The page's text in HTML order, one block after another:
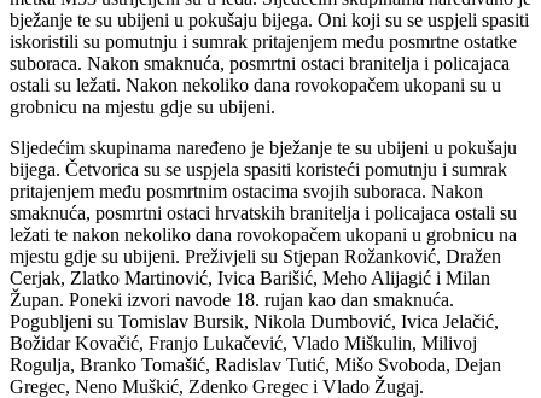
bježanje te su ubijeni u pokušaju bijega. Oni koji su se uspjeli spasiti
iskoristili su pomutnju i sumrak pritajenjem među posmrtne ostatke
suboraca. Nakon smaknuća, posmrtni ostaci branitelja i policajaca
ostali su ležati. Nakon nekoliko dana rovokopačem ukopani su u
grobnicu na mjestu gdje su ubijeni.
Sljedećim skupinama naređeno je bježanje te su ubijeni u pokušaju
bijega. Četvorica su se uspjela spasiti koristeći pomutnju i sumrak
pritajenjem među posmrtnim ostacima svojih suboraca. Nakon
smaknuća, posmrtni ostaci hrvatskih branitelja i policajaca ostali su
ležati te nakon nekoliko dana rovokopačem ukopani u grobnicu na
mjestu gdje su ubijeni. Preživjeli su Stjepan Rožanković, Dražen
Cerjak, Zlatko Martinović, Ivica Barišić, Meho Alijagić i Milan
Župan. Poneki izvori navode 18. rujan kao dan smaknuća.
Pogubljeni su Tomislav Bursik, Nikola Dumbović, Ivica Jelačić,
Božidar Kovačić, Franjo Lukačević, Vlado Miškulin, Milivoj
Rogulja, Branko Tomašić, Radislav Tutić, Mišo Svoboda, Dejan
Gregec, Neno Muškić, Zdenko Gregec i Vlado Žugaj.